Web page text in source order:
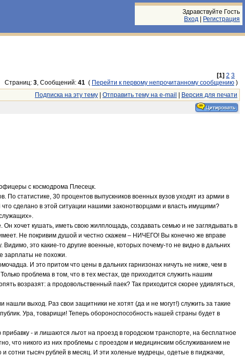
Здравствуйте Гость
Вход
Регистрация
[1] 2 3
Страниц: 3, Сообщений: 41 ( Перейти к первому непрочитанному сообщению )
Подписка на эту тему Отправить тему на e-mail
Версия для печати
с космодрома Плесецк.
статистике, 30 процентов выпускников военных вузов уходят из армии в
сделано в этой ситуации нашими законотворцами и власть имущими?
хочет кушать, иметь свою жилплощадь, создавать семью и не заглядывать в
Не покривим душой и честно скажем – НИЧЕГО! Вы конечно же вправе
это какие-то другие военные, которых почему-то не видно в дальних
зарплаты не похожи.
И это притом что цены в дальних гарнизонах ничуть не ниже, чем в
проблема в том, что в тех местах, где приходится служить нашим
возразят: а продовольственный паек? Так приходится скорее удивляться,
выход. Раз свои защитники не хотят (да и не могут!) служить за такие
Ура, товарищи! Теперь обороноспособность нашей страны будет в
- и лишаются льгот на проезд в городском транспорте, на бесплатное
что никого из них проблемы с проездом и медицинским обслуживанием не
сотни тысяч рублей в месяц. И эти холеные мудрецы, одетые в пиджачки,